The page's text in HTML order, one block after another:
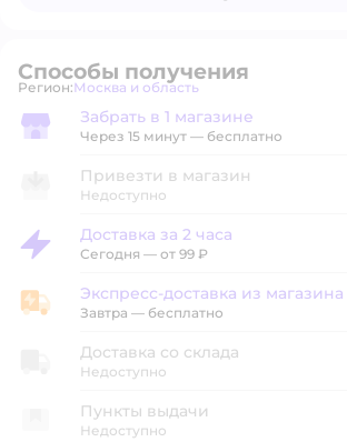
Способы получения
Регион: Выбор адреса доставки.
Москва и область
Забрать в магазине
Забрать в 1 магазине
Через 15 минут — бесплатно
Привезти в магазин
Недоступно
Доставка за 2 часа
Доставка за 2 часа
Сегодня — от 99 ₽
Экспресс-доставка из магазина
Экспресс-доставка из магазина
Завтра — бесплатно
Доставка со склада
Недоступно
Пункты выдачи
Недоступно